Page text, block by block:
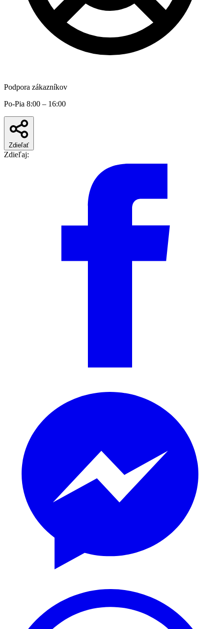
Podpora zákazníkov
Po-Pia 8:00 – 16:00
Zdieľať
Zdieľaj: